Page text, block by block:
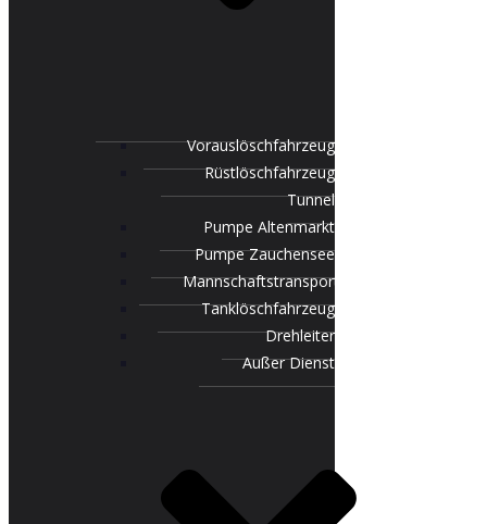
Vorauslöschfahrzeug
Rüstlöschfahrzeug
Tunnel
Pumpe Altenmarkt
Pumpe Zauchensee
Mannschaftstransportfahrzeug
Tanklöschfahrzeug
Drehleiter
Außer Dienst